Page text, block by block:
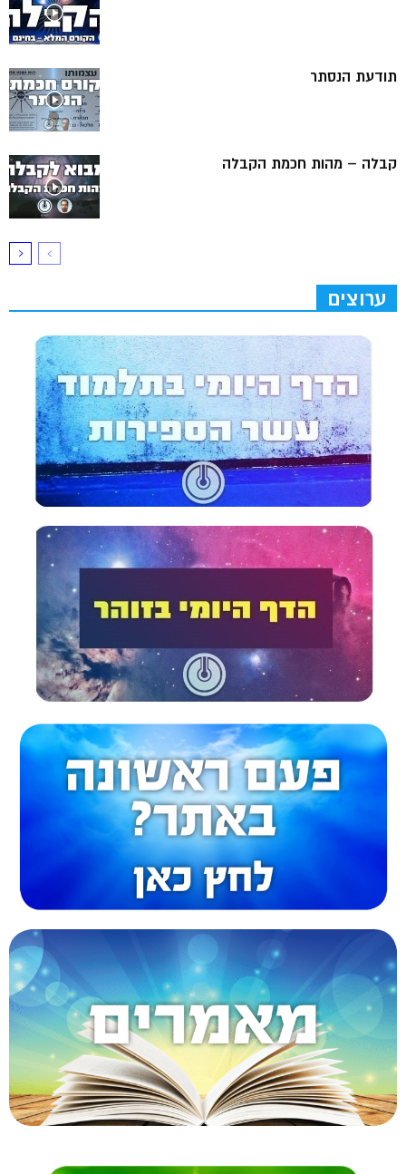
תודעת הנסתר
קבלה – מהות חכמת הקבלה
ערוצים